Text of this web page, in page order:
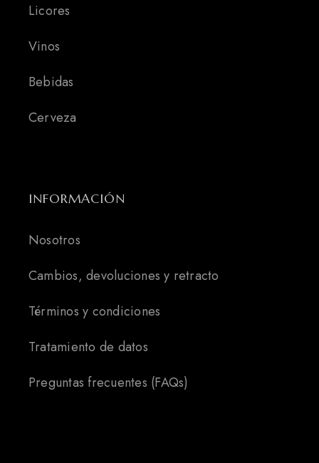
Licores
Vinos
Bebidas
Cerveza
INFORMACIÓN
Nosotros
Cambios, devoluciones y retracto
Términos y condiciones
Tratamiento de datos
Preguntas frecuentes (FAQs)